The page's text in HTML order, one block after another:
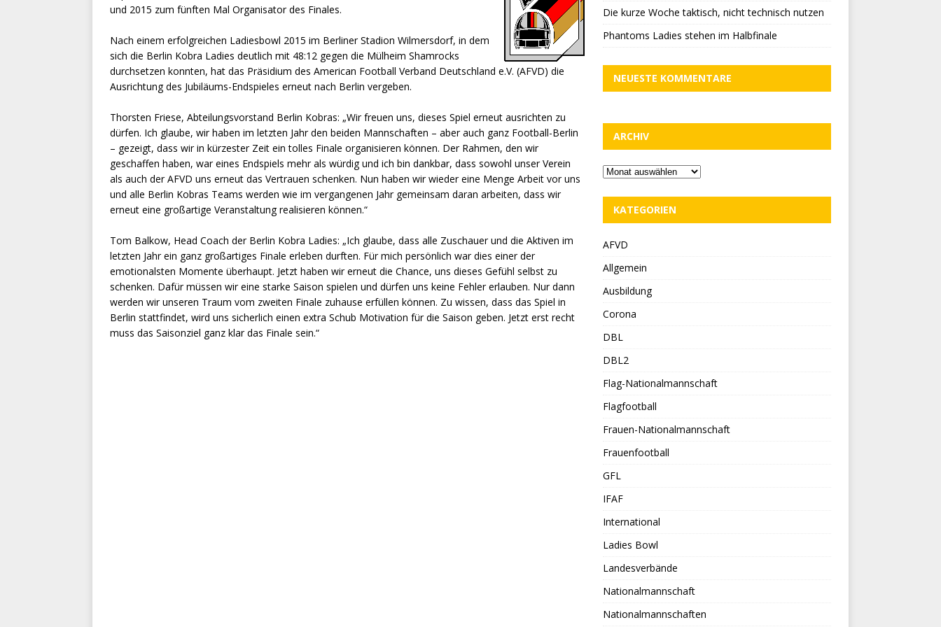
und 2015 zum fünften Mal Organisator des Finales.
Nach einem erfolgreichen Ladiesbowl 2015 im Berliner Stadion Wilmersdorf, in dem
sich die Berlin Kobra Ladies deutlich mit 48:12 gegen die Mülheim Shamrocks
durchsetzen konnten, hat das Präsidium des American Football Verband Deutschland e.V. (AFVD) die
Ausrichtung des Jubiläums-Endspieles erneut nach Berlin vergeben.
Thorsten Friese, Abteilungsvorstand Berlin Kobras: „Wir freuen uns, dieses Spiel erneut ausrichten zu
dürfen. Ich glaube, wir haben im letzten Jahr den beiden Mannschaften – aber auch ganz Football-Berlin
– gezeigt, dass wir in kürzester Zeit ein tolles Finale organisieren können. Der Rahmen, den wir
geschaffen haben, war eines Endspiels mehr als würdig und ich bin dankbar, dass sowohl unser Verein
als auch der AFVD uns erneut das Vertrauen schenken. Nun haben wir wieder eine Menge Arbeit vor uns
und alle Berlin Kobras Teams werden wie im vergangenen Jahr gemeinsam daran arbeiten, dass wir
erneut eine großartige Veranstaltung realisieren können.“
Tom Balkow, Head Coach der Berlin Kobra Ladies: „Ich glaube, dass alle Zuschauer und die Aktiven im
letzten Jahr ein ganz großartiges Finale erleben durften. Für mich persönlich war dies einer der
emotionalsten Momente überhaupt. Jetzt haben wir erneut die Chance, uns dieses Gefühl selbst zu
schenken. Dafür müssen wir eine starke Saison spielen und dürfen uns keine Fehler erlauben. Nur dann
werden wir unseren Traum vom zweiten Finale zuhause erfüllen können. Zu wissen, dass das Spiel in
Berlin stattfindet, wird uns sicherlich einen extra Schub Motivation für die Saison geben. Jetzt erst recht
muss das Saisonziel ganz klar das Finale sein.“
Die kurze Woche taktisch, nicht technisch nutzen
Phantoms Ladies stehen im Halbfinale
NEUESTE KOMMENTARE
ARCHIV
KATEGORIEN
AFVD
Allgemein
Ausbildung
Corona
DBL
DBL2
Flag-Nationalmannschaft
Flagfootball
Frauen-Nationalmannschaft
Frauenfootball
GFL
IFAF
International
Ladies Bowl
Landesverbände
Nationalmannschaft
Nationalmannschaften